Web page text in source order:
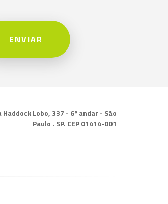
ENVIAR
Haddock Lobo, 337 - 6º andar - São
Paulo . SP. CEP 01414-001